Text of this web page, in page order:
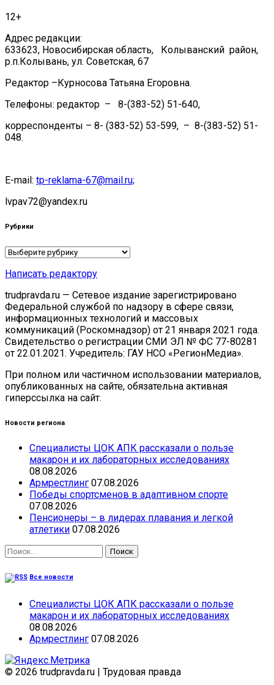
12+
Адрес редакции:
633623, Новосибирская область, Колыванский район,
р.п.Колывань, ул. Советская, 67
Редактор –Курносова Татьяна Егоровна.
Телефоны: редактор – 8-(383-52) 51-640,
корреспонденты – 8- (383-52) 53-599, – 8-(383-52) 51-
048.
E-mail: tp-reklama-67@mail.ru;
lvpav72@yandex.ru
Рубрики
Рубрики
Написать редактору
trudpravda.ru — Сетевое издание зарегистрировано
Федеральной службой по надзору в сфере связи,
информационных технологий и массовых
коммуникаций (Роскомнадзор) от 21 января 2021 года.
Свидетельство о регистрации СМИ ЭЛ № ФС 77-80281
от 22.01.2021. Учредитель: ГАУ НСО «РегионМедиа».
При полном или частичном использовании материалов,
опубликованных на сайте, обязательна активная
гиперссылка на сайт.
Новости региона
Специалисты ЦОК АПК рассказали о пользе
макарон и их лабораторных исследованиях
08.08.2026
Армрестлинг 07.08.2026
Победы спортсменов в адаптивном спорте
07.08.2026
Пенсионеры – в лидерах плавания и легкой
атлетики 07.08.2026
Найти:
Все новости
Специалисты ЦОК АПК рассказали о пользе
макарон и их лабораторных исследованиях
08.08.2026
Армрестлинг 07.08.2026
© 2026 trudpravda.ru Трудовая правда